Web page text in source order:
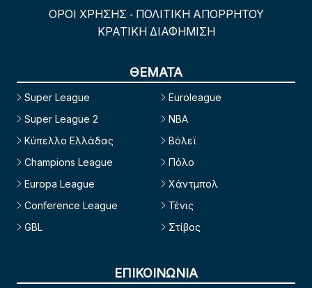
ΟΡΟΙ ΧΡΗΣΗΣ - ΠΟΛΙΤΙΚΗ ΑΠΟΡΡΗΤΟΥ
ΚΡΑΤΙΚΗ ΔΙΑΦΗΜΙΣΗ
ΘΕΜΑΤΑ
Super League
Super League 2
Κύπελλο Ελλάδας
Champions League
Europa League
Conference League
GBL
Euroleague
NBA
Βόλεϊ
Πόλο
Χάντμπολ
Τένις
Στίβος
ΕΠΙΚΟΙΝΩΝΙΑ